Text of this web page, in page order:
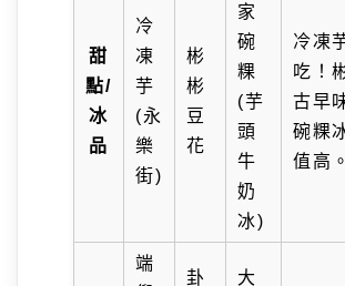
甜
點/
冰
品
冷
凍
芋
(永
樂
街)
彬
彬
豆
花
家
碗
粿
(芋
頭
牛
奶
冰)
冷凍
吃！
古早
碗粿
值高。
端
卦
大